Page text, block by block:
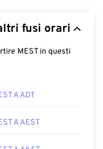
fusi orari
MEST in questi
A ADT
A AEST